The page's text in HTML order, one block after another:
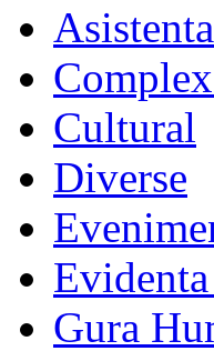
Cultural
Diverse
Gura